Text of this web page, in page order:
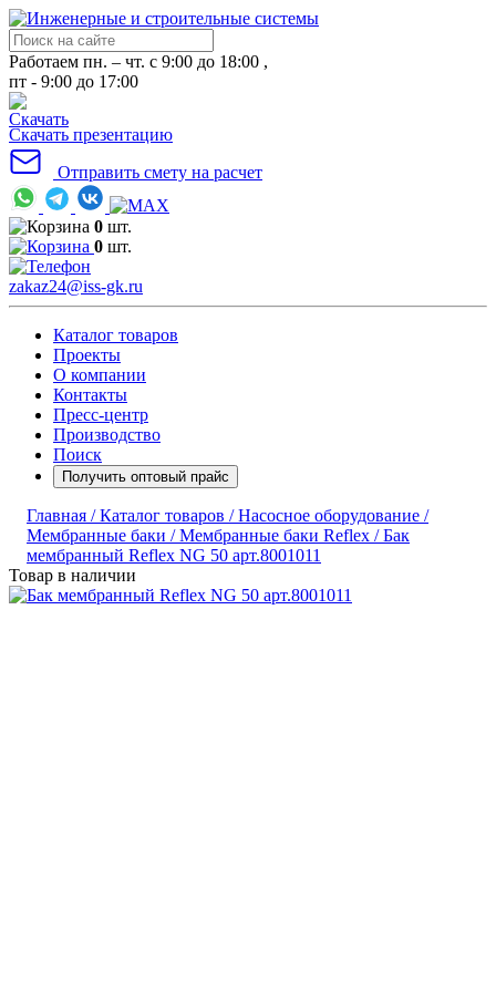
Работаем пн. – чт. с 9:00 до 18:00 ,
пт - 9:00 до 17:00
Скачать презентацию
Отправить смету на расчет
0 шт.
0 шт.
zakaz24@iss-gk.ru
Каталог товаров
Проекты
О компании
Контакты
Пресс-центр
Производство
Поиск
Получить оптовый прайс
Главная /Каталог товаров /Насосное оборудование /
Мембранные баки /Мембранные баки Reflex /Бак
мембранный Reflex NG 50 арт.8001011
Товар в наличии